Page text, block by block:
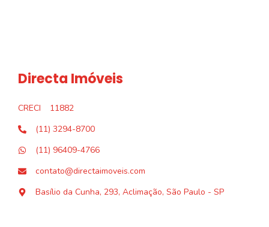
Directa Imóveis
CRECI
11882
(11) 3294-8700
(11) 96409-4766
contato@directaimoveis.com
Basílio da Cunha, 293, Aclimação, São Paulo - SP